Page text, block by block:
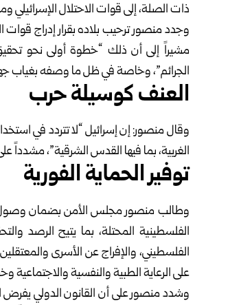
ذات الصلة، إلى قوات الاحتلال
وجدد منصور ترحيب بلاده بقرار إدراج قوات
مشيراً إلى أن ذلك “خطوة أولى نحو
الجرائم”، وخاصة في ظل ما وصفه بغياب
العنف كوسيلة حرب
وقال منصور: إن إسرائيل “لا تتردد في
الغربية، بما فيها القدس الشرقية”، مشدداً
توفير الحماية الفورية
وطالب منصور مجلس الأمن بضمان وصول
الفلسطينية المحتلة، بما يتيح الرصد
الفلسطيني، والإفراج عن الأسرى
على الرعاية الطبية والنفسية والاجتماعية
وشدد منصور على أن القانون الدولي يفرض